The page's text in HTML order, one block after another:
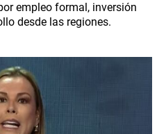
empleo formal, inversión
desde las regiones.